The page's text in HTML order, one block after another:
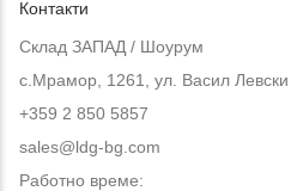
Контакти
Склад ЗАПАД / Шоурум
с.Мрамор, 1261, ул. Васил Левски
+359 2 850 5857
sales@ldg-bg.com
Работно време: